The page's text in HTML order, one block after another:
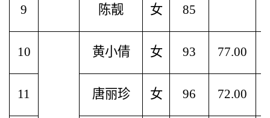
9 陈靓 女 85
10 黄小倩 女 93 77.00
11 唐丽珍 女 96 72.00